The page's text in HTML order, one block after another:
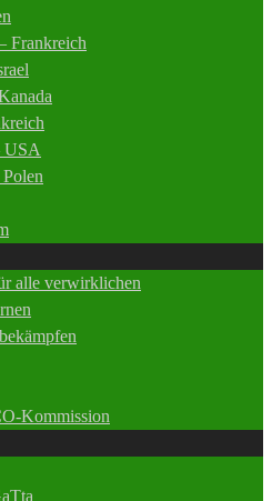
Frankreich
USA
alle verwirklichen
Kommission